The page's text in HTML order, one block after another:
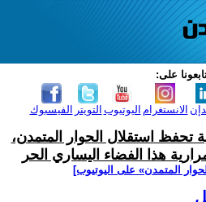
على:
الفيسبوك التويتر اليوتيوب الانستغرام
تحفظ استقلال الحوار المتمدن،
هذا الفضاء اليساري الحر
المتمدن» على اليوتيوب]